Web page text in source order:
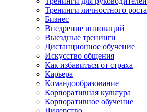
Тренинги личностного роста
Бизнес
Внедрение инноваций
Выездные тренинги
Дистанционное обучение
Искусство общения
Как избавиться от страха
Карьера
Командообразование
Корпоративная культура
Корпоративное обучение